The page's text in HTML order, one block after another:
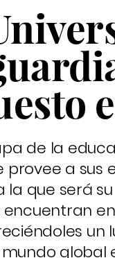
de la
provee a
la que será
global